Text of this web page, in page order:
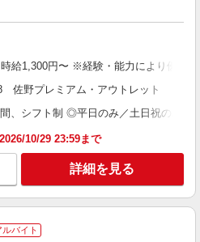
時給1,300円〜 ※経験・能力により優遇
佐野プレミアム・アウトレット
シフト制 ◎平日のみ／土日祝のみ可 ◎
10/29 23:59まで
詳細を見る
ルバイト